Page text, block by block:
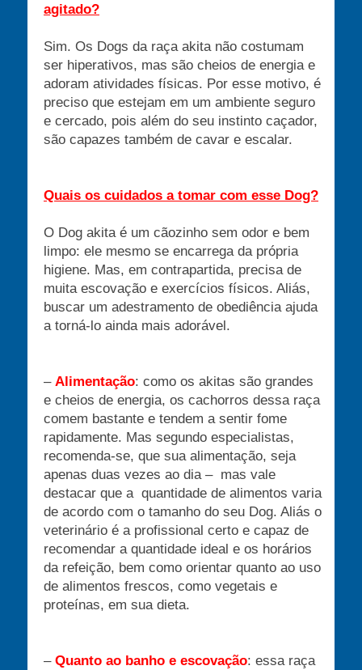
agitado?
Sim. Os Dogs da raça akita não costumam
ser hiperativos, mas são cheios de energia e
adoram atividades físicas. Por esse motivo, é
preciso que estejam em um ambiente seguro
e cercado, pois além do seu instinto caçador,
são capazes também de cavar e escalar.
Quais os cuidados a tomar com esse Dog?
O Dog akita é um cãozinho sem odor e bem
limpo: ele mesmo se encarrega da própria
higiene. Mas, em contrapartida, precisa de
muita escovação e exercícios físicos. Aliás,
buscar um adestramento de obediência ajuda
a torná-lo ainda mais adorável.
– Alimentação: como os akitas são grandes
e cheios de energia, os cachorros dessa raça
comem bastante e tendem a sentir fome
rapidamente. Mas segundo especialistas,
recomenda-se, que sua alimentação, seja
apenas duas vezes ao dia – mas vale
destacar que a quantidade de alimentos varia
de acordo com o tamanho do seu Dog. Aliás o
veterinário é a profissional certo e capaz de
recomendar a quantidade ideal e os horários
da refeição, bem como orientar quanto ao uso
de alimentos frescos, como vegetais e
proteínas, em sua dieta.
– Quanto ao banho e escovação: essa raça